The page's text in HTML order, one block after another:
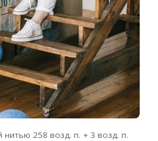
нитью 258 возд. п. + 3 возд. п.